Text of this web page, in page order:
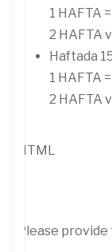
1 HAFTA
2 HAFTA
Haftada
1 HAFTA
2 HAFTA
HTML
Please